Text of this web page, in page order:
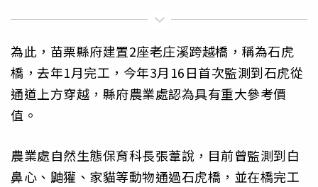
為此，苗栗縣府建置2座老庄溪跨越橋，稱為石虎
橋，去年1月完工，今年3月16日首次監測到石虎從
通道上方穿越，縣府農業處認為具有重大參考價
值。
農業處自然生態保育科長張葦說，目前曾監測到白
鼻心、鼬獾、家貓等動物通過石虎橋，並在橋完工